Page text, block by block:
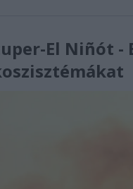
El Niñót -